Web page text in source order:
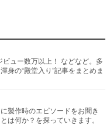
ュー数万以上！ などなど。多
身の“殿堂入り”記事をまとめま
製作時のエピソードをお聞き
は何か？を探っていきます。